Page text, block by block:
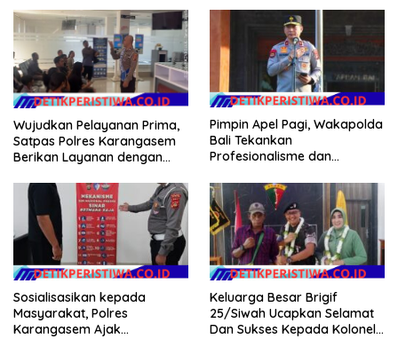
Wujudkan Pelayanan Prima,
Satpas Polres Karangasem
Berikan Layanan dengan
Salam
Pimpin Apel Pagi, Wakapolda
Bali Tekankan
Profesionalisme dan
Sosialisasikan kepada
Masyarakat, Polres
Karangasem Ajak
Keluarga Besar Brigif
25/Siwah Ucapkan Selamat
Dan Sukses Kepada Kolonel